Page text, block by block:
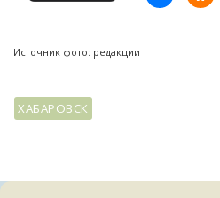
Источник фото: редакции
ХАБАРОВСК